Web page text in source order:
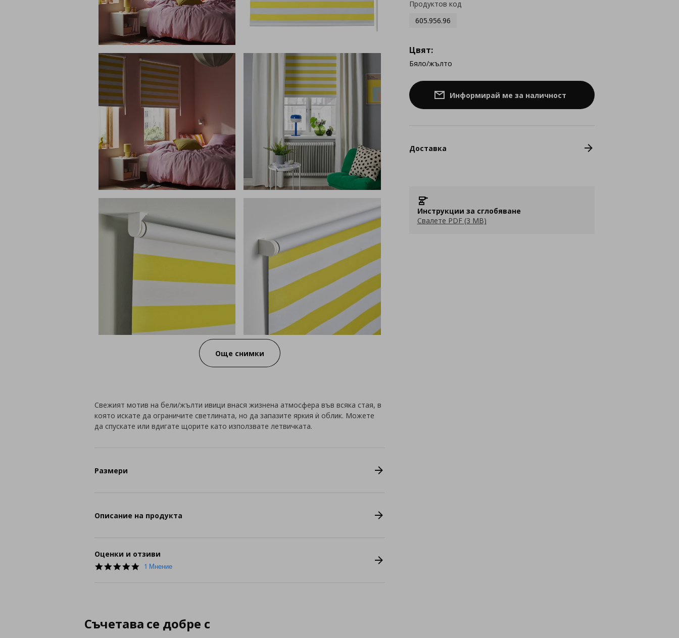
Още снимки
Продуктов код
605.956.96
Цвят:
Бяло/жълто
Информирай ме за наличност
Доставка
Инструкции за сглобяване
Свалете PDF (3 MB)
Свежият мотив на бели/жълти ивици внася жизнена атмосфера във всяка стая, в
която искате да ограничите светлината, но да запазите яркия ѝ облик. Можете
да спускате или вдигате щорите като използвате летвичката.
Размери
Описание на продукта
Оценки и отзиви
5.0
1 Мнение
Съчетава се добре с